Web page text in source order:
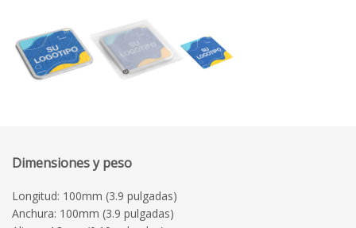
Dimensiones y peso
Longitud: 100mm (3.9 pulgadas)
Anchura: 100mm (3.9 pulgadas)